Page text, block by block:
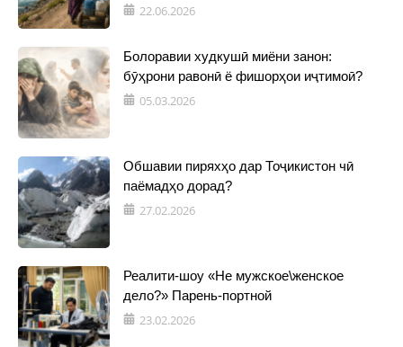
22.06.2026
Болоравии худкушӣ миёни занон:
бӯҳрони равонӣ ё фишорҳои иҷтимоӣ?
05.03.2026
Обшавии пиряхҳо дар Тоҷикистон чӣ
паёмадҳо дорад?
27.02.2026
Реалити-шоу «Не мужское\женское
дело?» Парень-портной
23.02.2026